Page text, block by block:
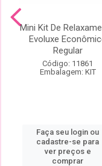
Mini Kit De
Evoluxe
Regular
Código: 11861
Embalagem: KIT
Faça seu login ou
cadastre-se para
ver preços e
comprar